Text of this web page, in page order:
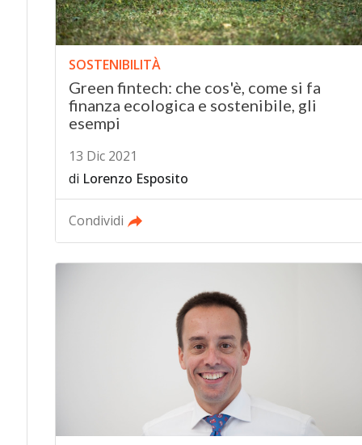
SOSTENIBILITÀ
Green fintech: che cos'è, come si fa
finanza ecologica e sostenibile, gli
esempi
13 Dic 2021
di Lorenzo Esposito
Condividi